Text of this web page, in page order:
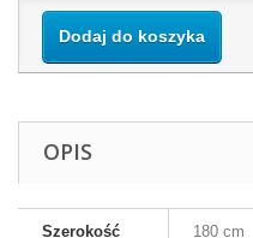
Dodaj do koszyka
OPIS
Szerokość 180 cm